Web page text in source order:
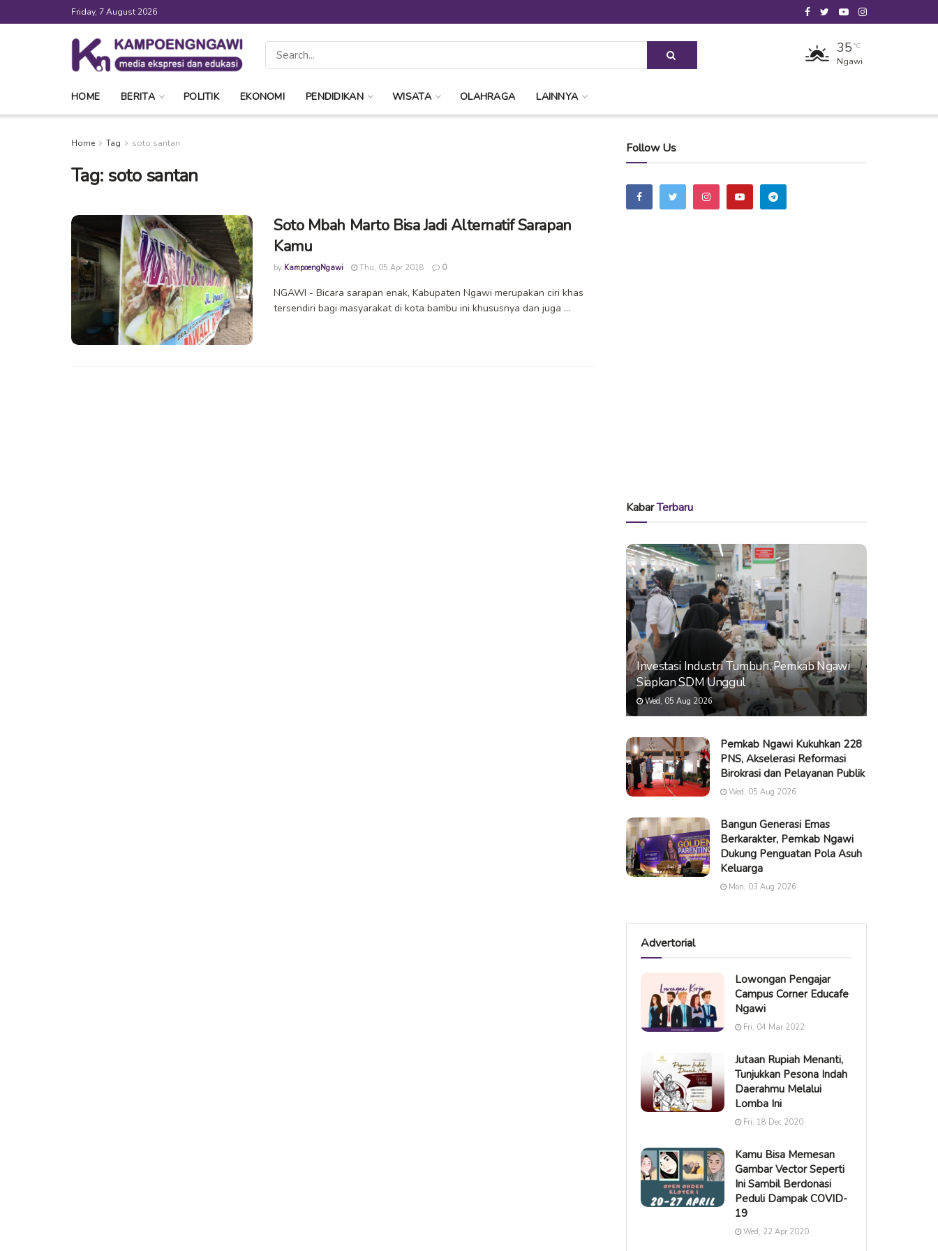
Friday, 7 August 2026
35 °C
Ngawi
HOME BERITA POLITIK EKONOMI PENDIDIKAN WISATA OLAHRAGA LAINNYA
Home Tag soto santan
Tag: soto santan
Soto Mbah Marto Bisa Jadi Alternatif Sarapan
Kamu
by KampoengNgawi Thu, 05 Apr 2018 0
NGAWI - Bicara sarapan enak, Kabupaten Ngawi merupakan ciri khas
tersendiri bagi masyarakat di kota bambu ini khususnya dan juga ...
Follow Us
KabarTerbaru
Investasi Industri Tumbuh, Pemkab Ngawi
Siapkan SDM Unggul
Wed, 05 Aug 2026
Pemkab Ngawi Kukuhkan 228
PNS, Akselerasi Reformasi
Birokrasi dan Pelayanan Publik
Wed, 05 Aug 2026
Bangun Generasi Emas
Berkarakter, Pemkab Ngawi
Dukung Penguatan Pola Asuh
Keluarga
Mon, 03 Aug 2026
Advertorial
Lowongan Pengajar
Campus Corner Educafe
Ngawi
Fri, 04 Mar 2022
Jutaan Rupiah Menanti,
Tunjukkan Pesona Indah
Daerahmu Melalui
Lomba Ini
Fri, 18 Dec 2020
Kamu Bisa Memesan
Gambar Vector Seperti
Ini Sambil Berdonasi
Peduli Dampak COVID-
19
Wed, 22 Apr 2020